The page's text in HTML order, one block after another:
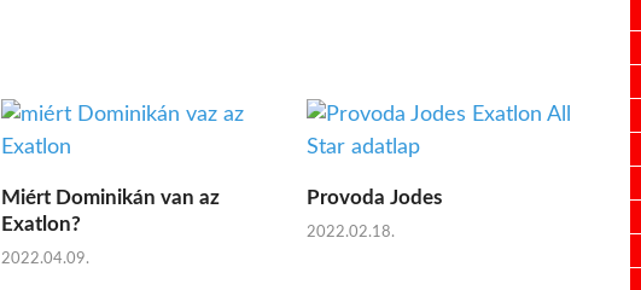
Miért Dominikán van az
Exatlon?
2022.04.09.
Provoda Jodes
2022.02.18.